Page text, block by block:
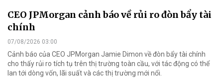
CEO JPMorgan cảnh báo về rủi ro đòn bẩy tài
chính
07/08/2026 03:00
Cảnh báo của CEO JPMorgan Jamie Dimon về đòn bẩy tài chính
cho thấy rủi ro tích tụ trên thị trường toàn cầu, với tác động có thể
lan tới dòng vốn, lãi suất và các thị trường mới nổi.